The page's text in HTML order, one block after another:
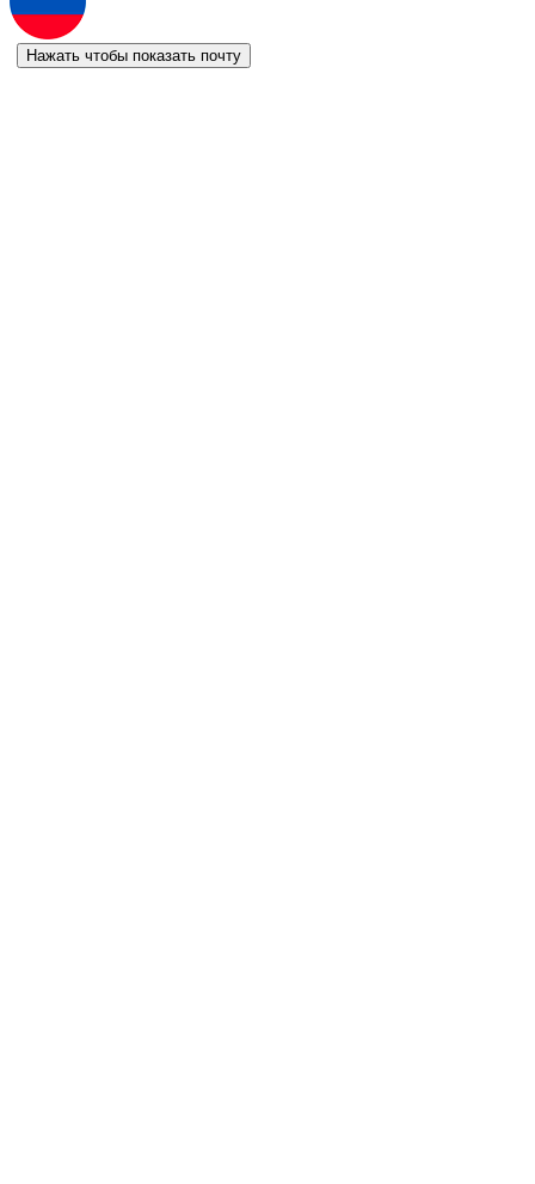
Нажать чтобы показать почту